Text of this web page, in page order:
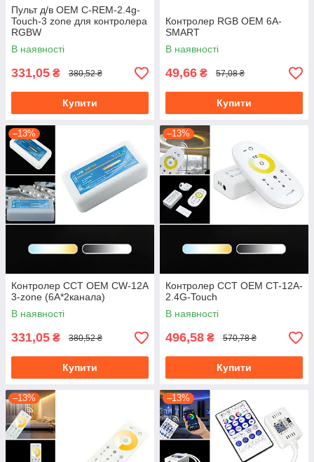
Пульт д/в OEM C-REM-2.4g-
Touch-3 zone для контролера
RGBW
В наявності
331,05 ₴ 380,52 ₴
Купити
Контролер RGB OEM 6А-
SMART
В наявності
49,66 ₴ 57,08 ₴
Купити
–13%
Контролер CCT OEM CW-12A
3-zone (6A*2канала)
В наявності
331,05 ₴ 380,52 ₴
Купити
–13%
Контролер CCT OEM CT-12A-
2.4G-Touch
В наявності
496,58 ₴ 570,78 ₴
Купити
–13% –13%